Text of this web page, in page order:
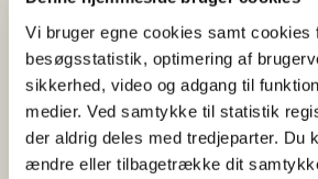
Vi bruger egne cookies samt cookies
besøgsstatistik, optimering af
sikkerhed, video og adgang til
medier. Ved samtykke til statistik
der aldrig deles med tredjeparter. Du
ændre eller tilbagetrække dit
Fødevarestyrelsen er en styrelse
Erhvervsministeriet. Styrelsen
fødevarekæden fra jord til bord med
dyresundhed og sikker, sund mad.
officielle Kostråd og
fra cafeer, restauranter og